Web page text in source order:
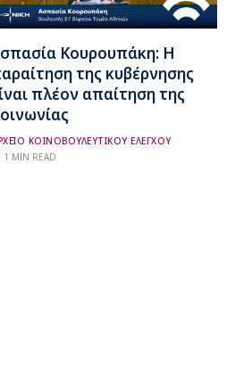
Κουρουπάκη: Η
της κυβέρνησης
πλέον απαίτηση της
ΚΟΙΝΟΒΟΥΛΕΥΤΙΚΟΥ ΕΛΕΓΧΟΥ
1 MIN READ